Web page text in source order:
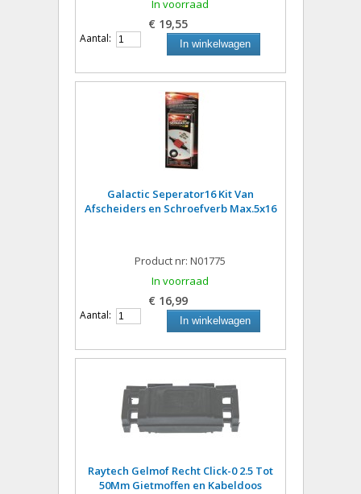
In voorraad
€ 19,55
Aantal: In winkelwagen
Galactic Seperator16 Kit Van
Afscheiders en Schroefverb Max.5x16
Product nr: N01775
In voorraad
€ 16,99
Aantal: In winkelwagen
Raytech Gelmof Recht Click-0 2.5 Tot
50Mm Gietmoffen en Kabeldoos